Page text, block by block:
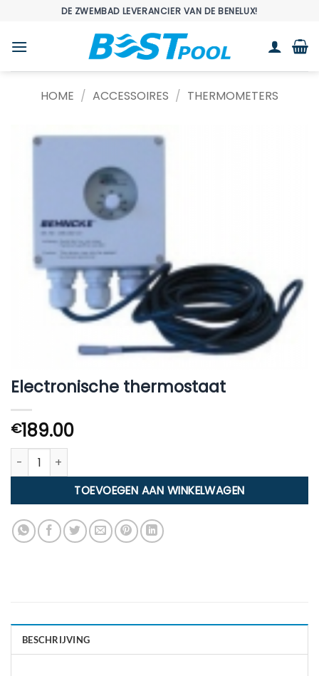
inhoud
DE ZWEMBAD LEVERANCIER VAN DE BENELUX!
HOME / ACCESSOIRES / THERMOMETERS
Electronische thermostaat
€189.00
Electronische thermostaat aantal
TOEVOEGEN AAN WINKELWAGEN
BESCHRIJVING